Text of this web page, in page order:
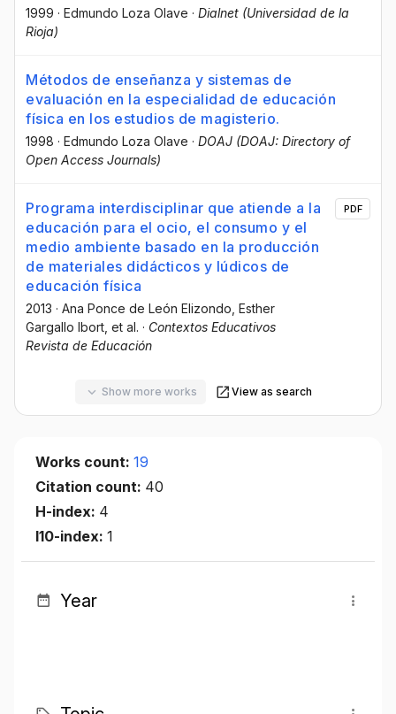
1999 · Edmundo Loza Olave · Dialnet (Universidad de la
Rioja)
Métodos de enseñanza y sistemas de
evaluación en la especialidad de educación
física en los estudios de magisterio.
1998 · Edmundo Loza Olave · DOAJ (DOAJ: Directory of
Open Access Journals)
Programa interdisciplinar que atiende a la
educación para el ocio, el consumo y el
medio ambiente basado en la producción
de materiales didácticos y lúdicos de
educación física
2013 · Ana Ponce de León Elizondo , Esther
Gargallo Ibort , et al. · Contextos Educativos
Revista de Educación
PDF
Show more works View as search
Works count: 19
Citation count: 40
H-index: 4
I10-index: 1
Year